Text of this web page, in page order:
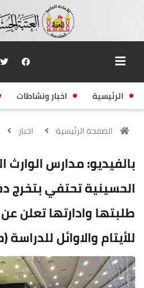
الرئيسية اخبار ونشاطات
الصفحة الرئيسية اخبار
بالفيديو: مدارس الوارث
الحسينية تحتفي بتخرج
طلبتها وادارتها تعلن
للأيتام والاوائل للدراسة